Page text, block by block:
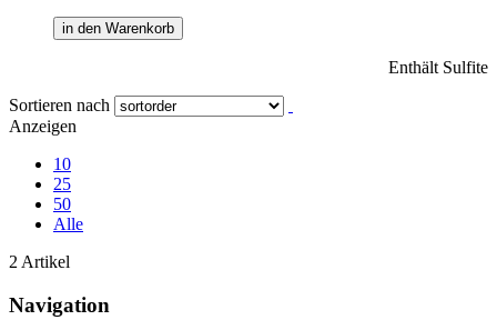
in den Warenkorb
Enthält Sulfite
Sortieren nach
Anzeigen
10
25
50
Alle
2 Artikel
Navigation